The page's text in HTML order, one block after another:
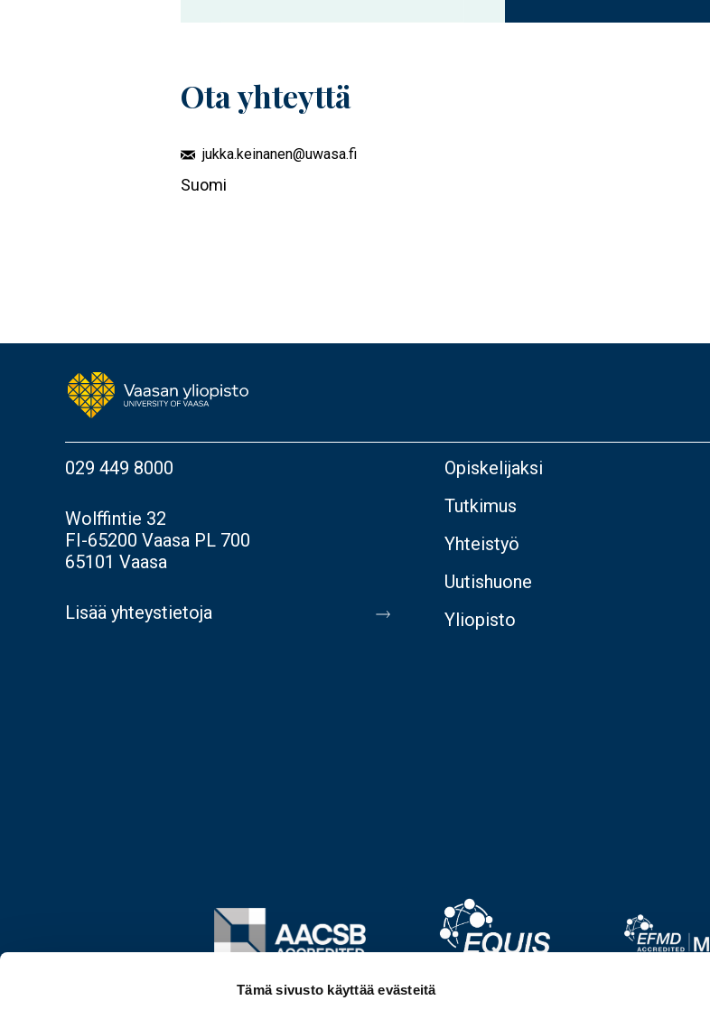
Tämä sivusto käyttää evästeitä
Ota yhteyttä
jukka.keinanen@uwasa.fi
Suomi
029 449 8000
Wolffintie 32
FI-65200 Vaasa PL 700
65101 Vaasa
Lisää yhteystietoja
Opiskelijaksi
Tutkimus
Yhteistyö
Uutishuone
Yliopisto
Image Image
Image